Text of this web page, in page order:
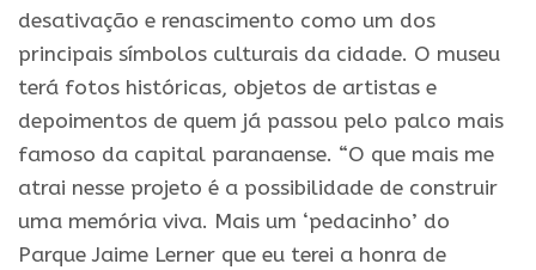
desativação e renascimento como um dos
principais símbolos culturais da cidade. O museu
terá fotos históricas, objetos de artistas e
depoimentos de quem já passou pelo palco mais
famoso da capital paranaense. “O que mais me
atrai nesse projeto é a possibilidade de construir
uma memória viva. Mais um ‘pedacinho’ do
Parque Jaime Lerner que eu terei a honra de